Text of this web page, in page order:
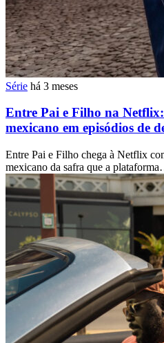
Série há 3 meses
Entre Pai e Filho na
mexicano em episódios de
Entre Pai e Filho chega à Netflix
mexicano da safra que a